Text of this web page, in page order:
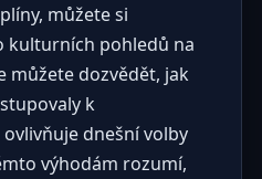
můžete si
kulturních pohledů na
můžete dozvědět, jak
k
dnešní volby
výhodám rozumí,